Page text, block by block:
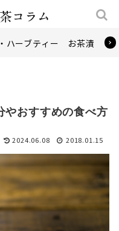
ハーブティー お茶漬け
やおすすめの食べ方
2024.06.08 2018.01.15